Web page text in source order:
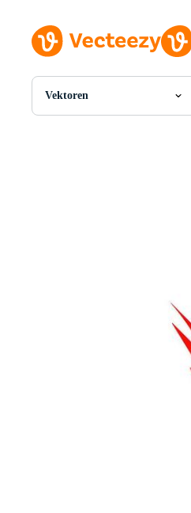
Vektoren
Alle Bilder